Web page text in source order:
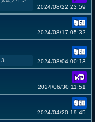
2024/08/22 23:59
2024/08/17 05:32
2024/08/04 00:13
2024/06/30 11:51
2024/04/20 19:45